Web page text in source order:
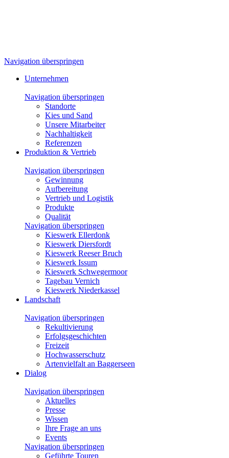
Navigation überspringen
Unternehmen
Navigation überspringen
Standorte
Kies und Sand
Unsere Mitarbeiter
Nachhaltigkeit
Referenzen
Produktion & Vertrieb
Navigation überspringen
Gewinnung
Aufbereitung
Vertrieb und Logistik
Produkte
Qualität
Navigation überspringen
Kieswerk Ellerdonk
Kieswerk Diersfordt
Kieswerk Reeser Bruch
Kieswerk Issum
Kieswerk Schwegermoor
Tagebau Vernich
Kieswerk Niederkassel
Landschaft
Navigation überspringen
Rekultivierung
Erfolgsgeschichten
Freizeit
Hochwasserschutz
Artenvielfalt an Baggerseen
Dialog
Navigation überspringen
Aktuelles
Presse
Wissen
Ihre Frage an uns
Events
Navigation überspringen
Geführte Touren